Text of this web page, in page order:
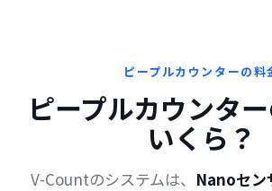
ピープルカウンターの料
ピープルカウンタ
いくら？
V-Countのシステムは、 Nanoセン